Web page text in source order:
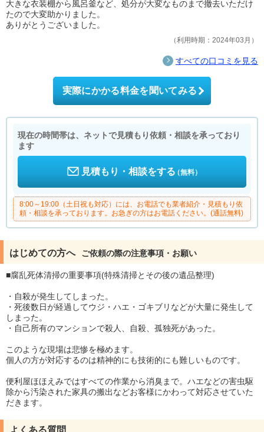
大きな衣装棚から風呂釜など、処分が大変なものまで撤去いただけ
たので大変助かりました。
ありがとうございました。
利用時期：2024年03月
すべての口コミを見る
実際にかかる料金を聞いてみる
現在の時間帯は、ネットで見積もり依頼・相談を承っており
ます
見積もり・相談をする（無料）
8:00～19:00（土日祝も対応）には、お電話でも業者紹介・見積もり依
頼・相談を承っております。お急ぎの方はお電話ください。(通話無料)
はじめての方へ ご依頼の際の注意事項・お願い
■腐乱死体清掃の重要事項(特殊清掃とその後の遺品整理)
・自殺が発生してしまった。
・死後数日が経過してウジ・ハエ・ゴキブリなどが大量に発生して
しまった。
・自己所有のマンションで殺人、自殺、孤独死があった。
このような現場は悲惨を極めます。
個人の方が対応するのは精神的にも技術的にも難しいものです。
便利屋ほほえみではすべての作業から消臭まで。ハエなどの害虫駆
除から汚染された家具の搬出などお客様にかわって対応させていた
だきます。
よくある質問